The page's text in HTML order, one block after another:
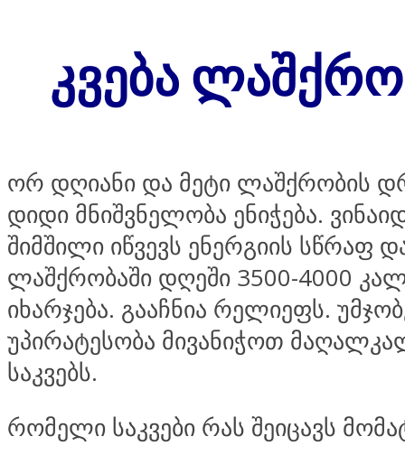
კვება
ორ დღიანი და მეტი ლაშქრობის
დიდი მნიშვნელობა ენიჭება.
შიმშილი იწვევს ენერგიის სწრაფ
ლაშქრობაში დღეში 3500-4000
იხარჯება. გააჩნია რელიეფს.
უპირატესობა მივანიჭოთ
საკვებს.
რომელი საკვები რას შეიცავს